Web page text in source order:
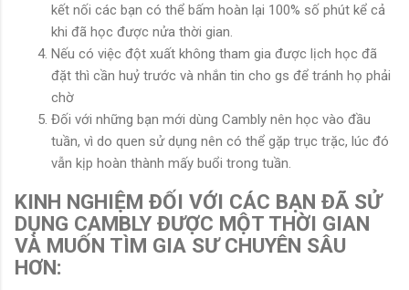
kết nối các bạn có thể bấm hoàn lại 100% số phút kể cả
khi đã học được nửa thời gian.
Nếu có việc đột xuất không tham gia được lịch học đã
đặt thì cần huỷ trước và nhắn tin cho gs để tránh họ phải
chờ
Đối với những bạn mới dùng Cambly nên học vào đầu
tuần, vì do quen sử dụng nên có thể gặp trục trặc, lúc đó
vẫn kịp hoàn thành mấy buổi trong tuần.
KINH NGHIỆM ĐỐI VỚI CÁC BẠN ĐÃ SỬ
DỤNG CAMBLY ĐƯỢC MỘT THỜI GIAN
VÀ MUỐN TÌM GIA SƯ CHUYÊN SÂU
HƠN: